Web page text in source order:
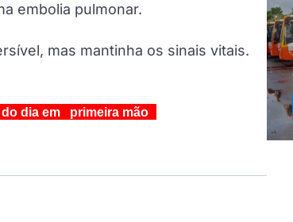
embolia pulmonar.
mas mantinha os sinais vitais.
dia em primeira mão